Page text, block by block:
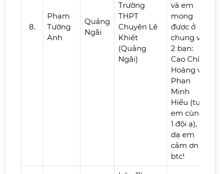
8.
Phạm
Tường
Anh
Quảng
Ngãi
Trường
THPT
Chuyên Lê
Khiết
(Quảng
Ngãi)
và em
mong
được ở
chung với
2 bạn:
Cao Chí
Hoàng và
Phan
Minh
Hiếu (tụi
em cùng
1 đội ạ),
dạ em
cảm ơn
btc!